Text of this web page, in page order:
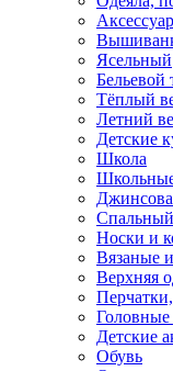
Ясельный
Бельевой
Тёплый
Летний
Детские
Школа
Носки и
Вязаные
Верхняя
Детские
Обувь